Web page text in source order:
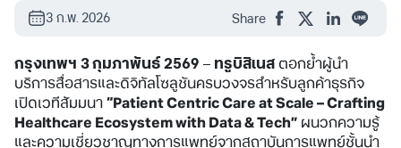
3 ก.พ. 2026 Share
กรุงเทพฯ3 กุมภาพันธ์ 2569–ทรูบิสิเนสตอกย้ำผู้นำ
บริการสื่อสารและดิจิทัลโซลูชันครบวงจรสำหรับลูกค้าธุรกิจ
เปิดเวทีสัมมนา“Patient Centric Care at Scale – Crafting
Healthcare Ecosystem with Data & Tech”ผนวกความรู้
และความเชี่ยวชาญทางการแพทย์จากสถาบันการแพทย์ชั้นนำ